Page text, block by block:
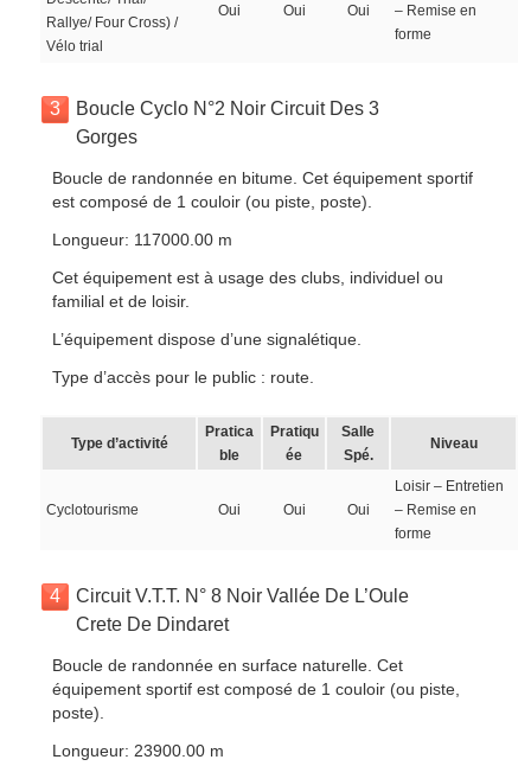
Rallye/ Four Cross) /
Vélo trial
Oui Oui Oui
– Remise en
forme
3
Boucle Cyclo N°2 Noir Circuit Des 3
Gorges
Boucle de randonnée en bitume. Cet équipement sportif
est composé de 1 couloir (ou piste, poste).
Longueur: 117000.00 m
Cet équipement est à usage des clubs, individuel ou
familial et de loisir.
L’équipement dispose d’une signalétique.
Type d’accès pour le public : route.
Type d’activité
Pratica
ble
Pratiqu
ée
Salle
Spé.
Niveau
Cyclotourisme Oui Oui Oui
Loisir – Entretien
– Remise en
forme
4
Circuit V.T.T. N° 8 Noir Vallée De L’Oule
Crete De Dindaret
Boucle de randonnée en surface naturelle. Cet
équipement sportif est composé de 1 couloir (ou piste,
poste).
Longueur: 23900.00 m